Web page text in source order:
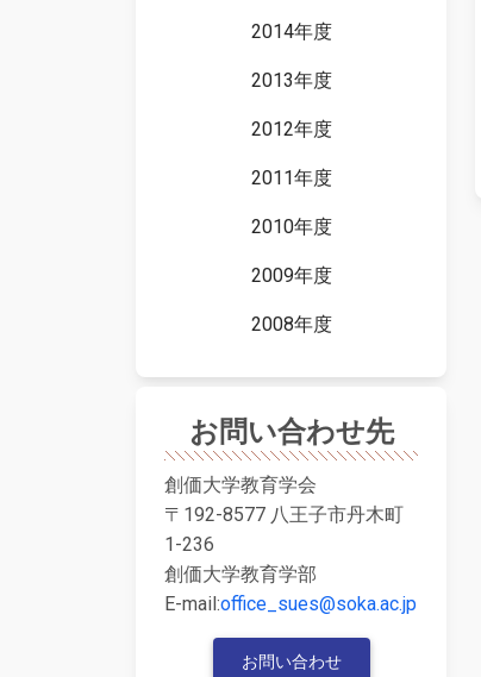
2014年度
2013年度
2012年度
2011年度
2010年度
2009年度
2008年度
お問い合わせ先
創価大学教育学会
〒192-8577 八王子市丹木町
1-236
創価大学教育学部
E-mail:office_sues@soka.ac.jp
お問い合わせ